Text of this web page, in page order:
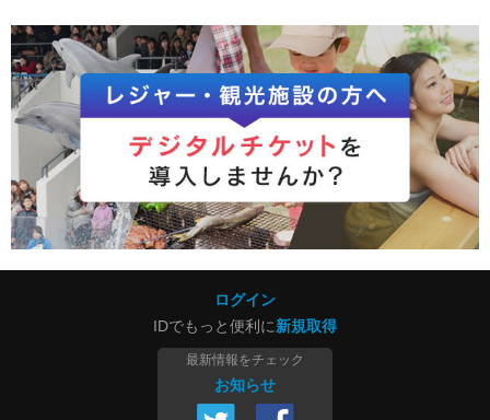
ログイン
IDでもっと便利に新規取得
最新情報をチェック
お知らせ